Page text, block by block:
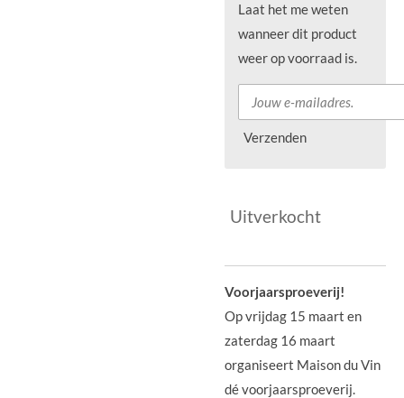
Laat het me weten
wanneer dit product
weer op voorraad is.
Verzenden
Uitverkocht
Voorjaarsproeverij!
Op vrijdag 15 maart en
zaterdag 16 maart
organiseert Maison du Vin
dé voorjaarsproeverij.